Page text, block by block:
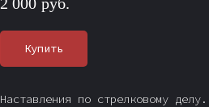
Купить
Наставления по стрелковому